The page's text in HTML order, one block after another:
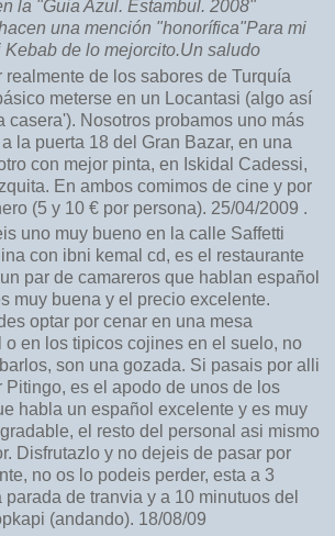
la "Guia Azul. Estambul. 2008"
una mención "honorífica"Para mi
Kebab de lo mejorcito.Un saludo
realmente de los sabores de Turquía
meterse en un Locantasi (algo así
casera'). Nosotros probamos uno más
la puerta 18 del Gran Bazar, en una
con mejor pinta, en Iskidal Cadessi,
En ambos comimos de cine y por
(5 y 10 € por persona). 25/04/2009 .
uno muy bueno en la calle Saffetti
con ibni kemal cd, es el restaurante
par de camareros que hablan español
muy buena y el precio excelente.
optar por cenar en una mesa
o en los tipicos cojines en el suelo, no
son una gozada. Si pasais por alli
Pitingo, es el apodo de unos de los
habla un español excelente y es muy
el resto del personal asi mismo
Disfrutazlo y no dejeis de pasar por
no os lo podeis perder, esta a 3
parada de tranvia y a 10 minutuos del
(andando). 18/08/09